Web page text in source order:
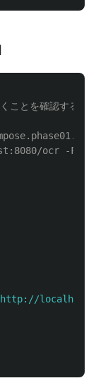
とを確認する
ocr -F
http://